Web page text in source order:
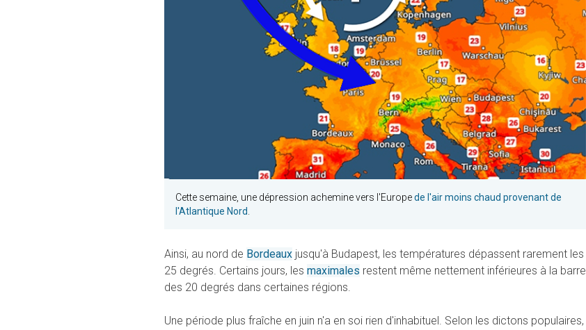
Cette semaine, une dépression achemine vers l'Europede l'air moins chaud provenant de
l'Atlantique Nord.
Ainsi, au nord de Bordeaux jusqu'à Budapest, les températures dépassent rarement les
25 degrés. Certains jours, les maximales restent même nettement inférieures à la barre
des 20 degrés dans certaines régions.
Une période plus fraîche en juin n'a en soi rien d'inhabituel. Selon les dictons populaires,